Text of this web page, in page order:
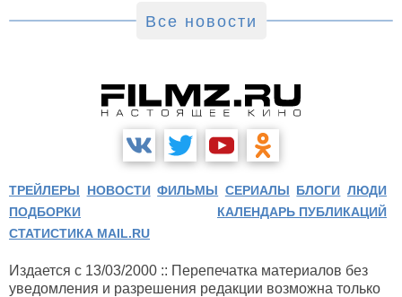
Все новости
ТРЕЙЛЕРЫ НОВОСТИ ФИЛЬМЫ СЕРИАЛЫ БЛОГИ ЛЮДИ
ПОДБОРКИ
КАЛЕНДАРЬ ПУБЛИКАЦИЙ
СТАТИСТИКА MAIL.RU
Издается с 13/03/2000 :: Перепечатка материалов без
уведомления и разрешения редакции возможна только